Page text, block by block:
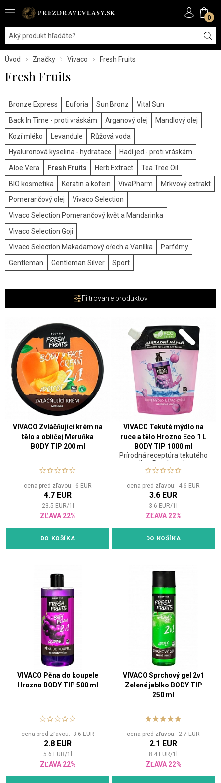
0
Úvod Značky Vivaco Fresh Fruits
Fresh Fruits
Bronze Express Euforia Sun Bronz
Vital Sun
Back In Time - proti vráskám
Arganový olej
Mandlový olej
Kozí mléko
Levandule
Růžová voda
Hyaluronová kyselina - hydratace
Hadí jed - proti vráskám
Aloe Vera
Fresh Fruits Herb Extract
Tea Tree Oil
BIO kosmetika
Keratin a kofein VivaPharm
Mrkvový extrakt
Pomerančový olej
Vivaco Selection
Vivaco Selection Pomerančový květ a Mandarinka
Vivaco Selection Goji
Vivaco Selection Makadamový ořech a Vanilka
Parfémy
Gentleman
Gentleman Silver Sport
Filtrovanie produktov
VIVACO Zvláčňující krém na
tělo a obličej Meruňka
BODY TIP 200 ml
cena pred zľavou: 6 EUR
4.7 EUR
23.5 EUR/1
ZĽAVA 22%
DO KOŠÍKA
VIVACO Tekuté mýdlo na
ruce a tělo Hrozno Eco 1 L
BODY TIP 1000 ml
Prírodná receptúra tekutého
mydla s Panthenolom a
mandľovým olejom
cena pred zľavou: 4.6 EUR
3.6 EUR
3.6 EUR/1
ZĽAVA 22%
DO KOŠÍKA
VIVACO Pěna do koupele
Hrozno BODY TIP 500 ml
cena pred zľavou: 3.6 EUR
2.8 EUR
5.6 EUR/1
ZĽAVA 22%
VIVACO Sprchový gel 2v1
Zelené jablko BODY TIP
250 ml
cena pred zľavou: 2.7 EUR
2.1 EUR
8.4 EUR/1
ZĽAVA 22%